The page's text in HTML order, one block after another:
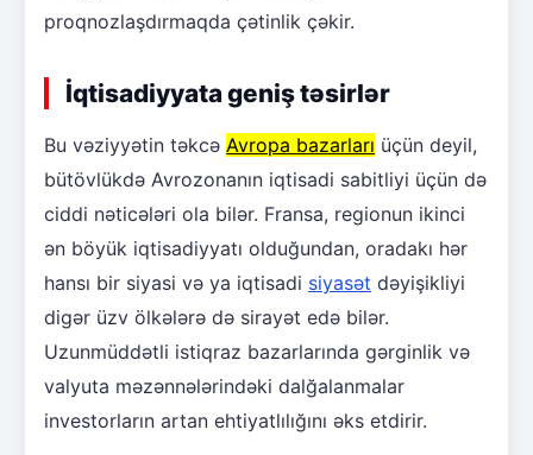
proqnozlaşdırmaqda çətinlik çəkir.
İqtisadiyyata geniş təsirlər
Bu vəziyyətin təkcə Avropa bazarları üçün deyil,
bütövlükdə Avrozonanın iqtisadi sabitliyi üçün də
ciddi nəticələri ola bilər. Fransa, regionun ikinci
ən böyük iqtisadiyyatı olduğundan, oradakı hər
hansı bir siyasi və ya iqtisadi siyasət dəyişikliyi
digər üzv ölkələrə də sirayət edə bilər.
Uzunmüddətli istiqraz bazarlarında gərginlik və
valyuta məzənnələrindəki dalğalanmalar
investorların artan ehtiyatlılığını əks etdirir.